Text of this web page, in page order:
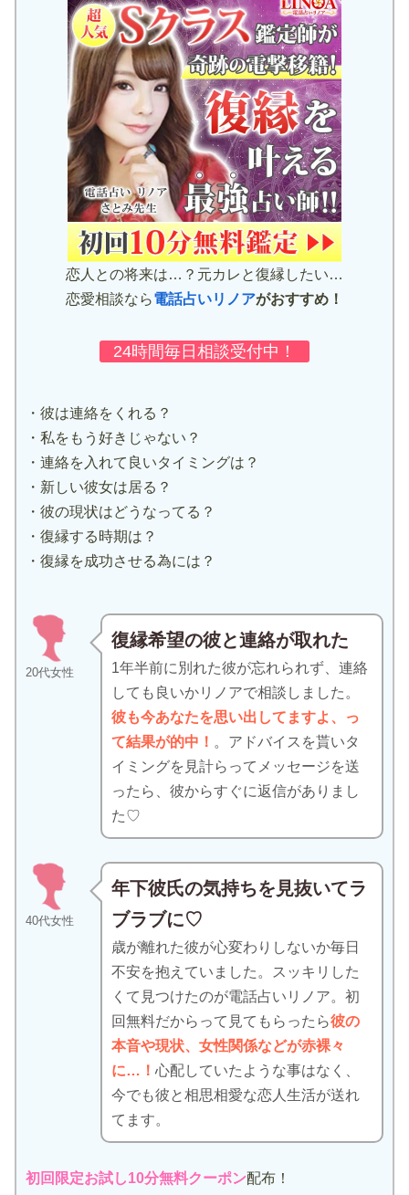
恋人との将来は…？元カレと復縁したい…
恋愛相談なら電話占いリノアがおすすめ！
24時間毎日相談受付中！
・彼は連絡をくれる？
・私をもう好きじゃない？
・連絡を入れて良いタイミングは？
・新しい彼女は居る？
・彼の現状はどうなってる？
・復縁する時期は？
・復縁を成功させる為には？
20代女性
復縁希望の彼と連絡が取れた
1年半前に別れた彼が忘れられず、連絡
しても良いかリノアで相談しました。
彼も今あなたを思い出してますよ、っ
て結果が的中！ 。アドバイスを貰いタ
イミングを見計らってメッセージを送
ったら、彼からすぐに返信がありまし
た♡
40代女性
年下彼氏の気持ちを見抜いてラ
ブラブに♡
歳が離れた彼が心変わりしないか毎日
不安を抱えていました。スッキリした
くて見つけたのが電話占いリノア。初
回無料だからって見てもらったら彼の
本音や現状、女性関係などが赤裸々
に…！心配していたような事はなく、
今でも彼と相思相愛な恋人生活が送れ
てます。
初回限定お試し10分無料クーポン配布！